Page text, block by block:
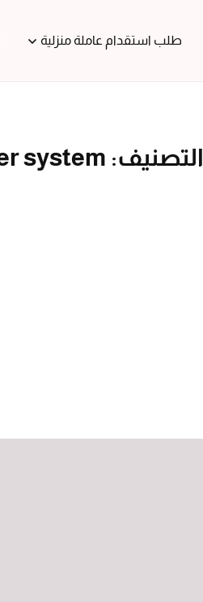
طلب استقدام عاملة منزلية
التصنيف: system